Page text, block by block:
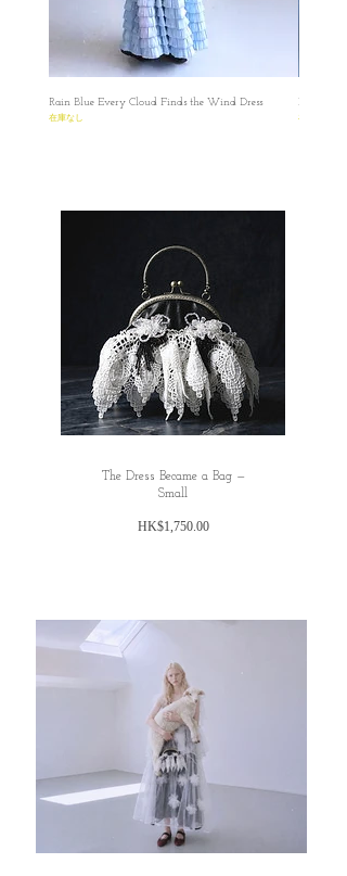
想填寫有關號碼，我們亦可私下以電郵聯絡
索取，保障雙方資料。
✿日本の方へのお願い： 海外から発
7.5 5.5 39
6 40
Rain Blue Every Cloud Finds the Wind Dress
在庫なし
Ivory
在庫なし
The Dress Became a Bag —
Small
HK$1,750.00価